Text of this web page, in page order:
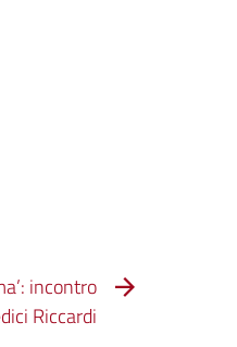
incontro
Riccardi